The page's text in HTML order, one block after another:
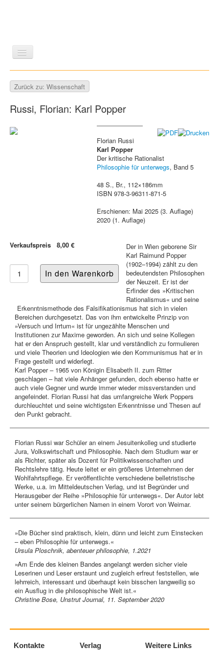
GESCHICHTE
ZEITSCHRIFTEN/VERZEICHNISSE
Zurück zu: Wissenschaft
Russi, Florian: Karl Popper
Verkaufspreis 8,00 €
Florian Russi
Karl Popper
Der kritische Rationalist
Philosophie für unterwegs, Band 5
48 S., Br., 112×186mm
ISBN 978-3-96311-871-5
Erschienen: Mai 2025 (3. Auflage)
2020 (1. Auflage)
Der in Wien geborene Sir
Karl Raimund Popper
(1902–1994) zählt zu den
bedeutendsten Philosophen
der Neuzeit. Er ist der
Erfinder des »Kritischen
Rationalismus« und seine
Erkenntnismethode des Falsifikationismus hat sich in vielen
Bereichen durchgesetzt. Das von ihm entwickelte Prinzip von
»Versuch und Irrtum« ist für ungezählte Menschen und
Institutionen zur Maxime geworden. An sich und seine Kollegen
hat er den Anspruch gestellt, klar und verständlich zu formulieren
und viele Theorien und Ideologien wie den Kommunismus hat er in
Frage gestellt und widerlegt.
Karl Popper – 1965 von Königin Elisabeth II. zum Ritter
geschlagen – hat viele Anhänger gefunden, doch ebenso hatte er
auch viele Gegner und wurde immer wieder missverstanden und
angefeindet. Florian Russi hat das umfangreiche Werk Poppers
durchleuchtet und seine wichtigsten Erkenntnisse und Thesen auf
den Punkt gebracht.
Florian Russi war Schüler an einem Jesuitenkolleg und studierte
Jura, Volkswirtschaft und Philosophie. Nach dem Studium war er
als Richter, später als Dozent für Politikwissenschaften und
Rechtslehre tätig. Heute leitet er ein größeres Unternehmen der
Wohlfahrtspflege. Er veröffentlichte verschiedene belletristische
Werke, u.a. im Mitteldeutschen Verlag, und ist Begründer und
Herausgeber der Reihe »Philosophie für unterwegs«. Der Autor lebt
unter seinem bürgerlichen Namen in einem Vorort von Weimar.
»Die Bücher sind praktisch, klein, dünn und leicht zum Einstecken
– eben Philosophie für unterwegs.«
Ursula Ploschnik, abenteuer philosophie, 1.2021
»Am Ende des kleinen Bandes angelangt werden sicher viele
Leserinen und Leser erstaunt und zugleich erfreut feststellen, wie
lehrreich, interessant und überhaupt kein bisschen langweilig so
ein Ausflug in die philosophische Welt ist.«
Christine Bose, Unstrut Journal, 11. September 2020
Kontakte Verlag Weitere Links